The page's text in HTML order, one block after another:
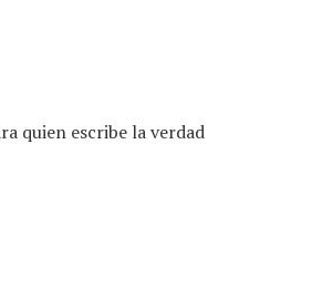
quien escribe la verdad